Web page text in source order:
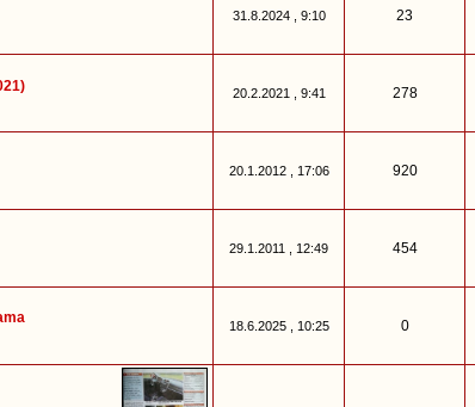
31.8.2024 , 9:10 23
20.2.2021 , 9:41 278
20.1.2012 , 17:06 920
29.1.2011 , 12:49 454
18.6.2025 , 10:25 0